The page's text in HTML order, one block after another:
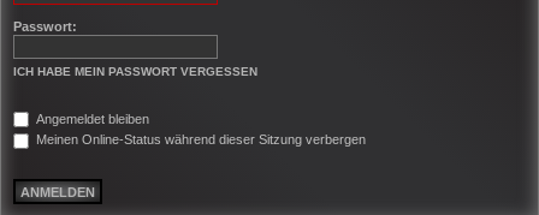
Passwort:
ICH HABE MEIN PASSWORT VERGESSEN
Angemeldet bleiben
Meinen Online-Status während dieser Sitzung verbergen